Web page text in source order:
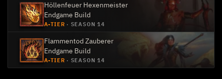
Höllenfeuer Hexenmeister
Endgame Build
A-TIER · SEASON 14
Flammentod Zauberer
Endgame Build
A-TIER · SEASON 14